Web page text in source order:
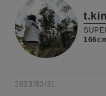
2023/03/31